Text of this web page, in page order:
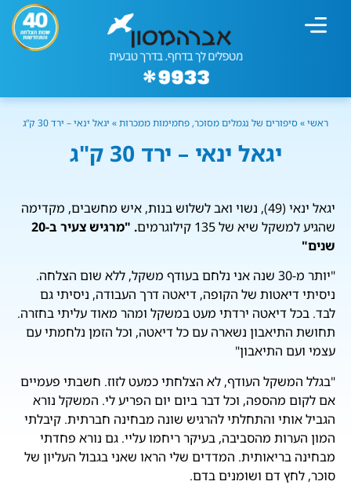
ראשי» סיפורים של נגמלים מסוכר, פחמימות ממכרות» יגאל ינאי – ירד 30 ק”ג
יגאל ינאי – ירד 30 ק"ג
יגאל ינאי (49), נשוי ואב לשלוש בנות, איש מחשבים, מקדימה
שהגיע למשקל שיא של 135 קילוגרמים
. "מרגיש צעיר ב-20
שנים"
"יותר מ-30 שנה אני נלחם בעודף משקל, ללא שום הצלחה.
ניסיתי דיאטות של הקופה, דיאטה דרך העבודה, ניסיתי גם
לבד. בכל דיאטה ירדתי מעט במשקל ומהר מאוד עליתי בחזרה.
תחושת התיאבון נשארה עם כל דיאטה, וכל הזמן נלחמתי עם
עצמי ועם התיאבון"
"בגלל המשקל העודף, לא הצלחתי כמעט לזוז. חשבתי פעמיים
אם לקום מהספה, וכל דבר ביום יום הפריע לי. המשקל נורא
הגביל אותי והתחלתי להרגיש שונה מבחינה חברתית. קיבלתי
המון הערות מהסביבה, בעיקר ריחמו עליי. גם נורא פחדתי
מבחינה בריאותית. המדדים שלי הראו שאני בגבול העליון של
סוכר, לחץ דם ושומנים בדם.